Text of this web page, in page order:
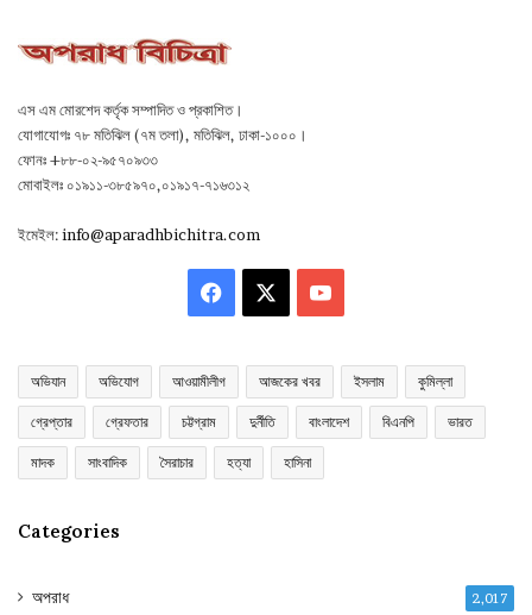
এস এম মোরশেদ কর্তৃক সম্পাদিত ও প্রকাশিত।
যোগাযোগঃ ৭৮ মতিঝিল (৭ম তলা), মতিঝিল, ঢাকা-১০০০।
ফোনঃ +৮৮-০২-৯৫৭০৯৩৩
মোবাইলঃ ০১৯১১-৩৮৫৯৭০,০১৯১৭-৭১৬৩১২
ইমেইল:info@aparadhbichitra.com
Facebook YouTube
অভিযান অভিযোগ আওয়ামীলীগ আজকের খবর ইসলাম কুমিল্লা
গ্রেপ্তার গ্রেফতার চট্টগ্রাম দুর্নীতি বাংলাদেশ বিএনপি ভারত
মাদক সাংবাদিক সৈরাচার হত্যা হাসিনা
Categories
অপরাধ 2,017